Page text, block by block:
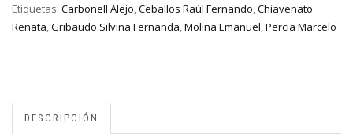
Etiquetas: Carbonell Alejo,Ceballos Raúl Fernando,Chiavenato
Renata,Gribaudo Silvina Fernanda,Molina Emanuel,Percia Marcelo
DESCRIPCIÓN